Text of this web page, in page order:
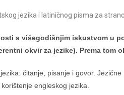
jezika i latiničnog pisma za
s višegodišnjim iskustvom u
okvir za jezike). Prema tom
čitanje, pisanje i govor.
engleskog jezika.